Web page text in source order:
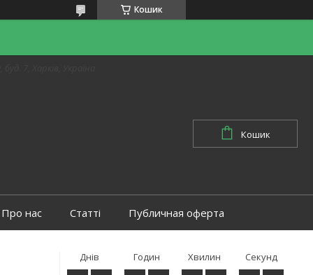
Кошик
Кошик
Про нас Статті Публичная оферта
Днів Годин Хвилин Секунд